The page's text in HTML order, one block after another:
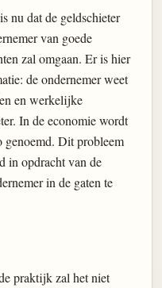
nu dat de geldschieter
van goede
zal omgaan. Er is hier
de ondernemer weet
en werkelijke
In de economie wordt
Dit probleem
in opdracht van de
in de gaten te
praktijk zal het niet